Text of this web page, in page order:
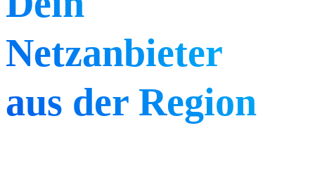
Netzanbieter
aus der Region